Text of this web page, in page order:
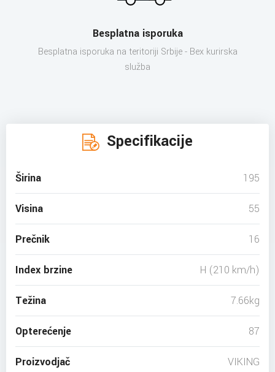
Besplatna isporuka
Besplatna isporuka na teritoriji Srbije - Bex kurirska
služba
Specifikacije
Širina 195
Visina 55
Prečnik 16
Index brzine H (210 km/h)
Težina 7.66kg
Opterećenje 87
Proizvodjač VIKING